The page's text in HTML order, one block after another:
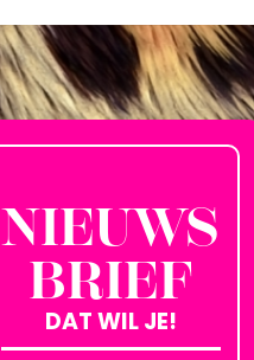
NIEUWS
BRIEF
DAT WIL JE!